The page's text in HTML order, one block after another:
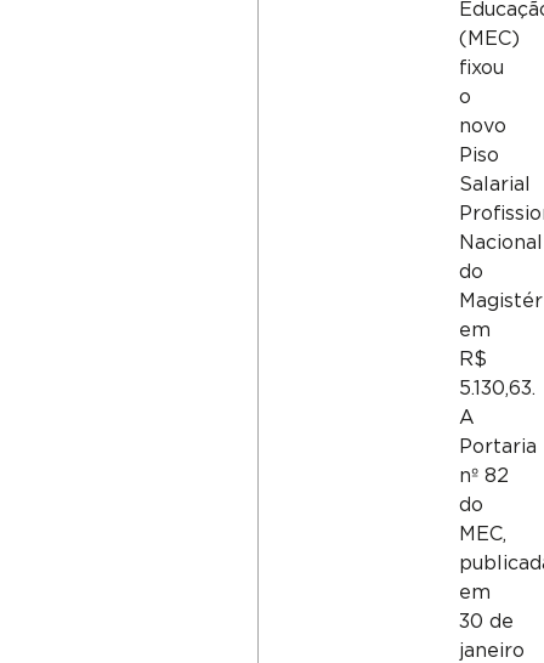
(MEC)
fixou
o
novo
Piso
Salarial
Nacional
do
em
R$
5.130,63.
A
Portaria
nº 82
do
MEC,
em
30 de
janeiro